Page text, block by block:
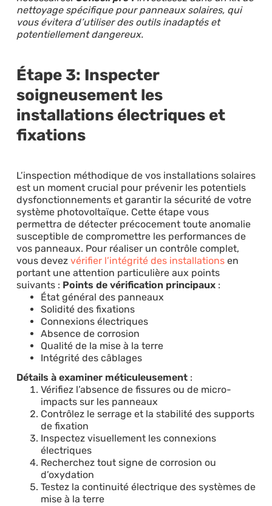
nettoyage spécifique pour panneaux solaires, qui
vous évitera d’utiliser des outils inadaptés et
potentiellement dangereux.
Étape 3: Inspecter
soigneusement les
installations électriques et
fixations
L’inspection méthodique de vos installations solaires
est un moment crucial pour prévenir les potentiels
dysfonctionnements et garantir la sécurité de votre
système photovoltaïque. Cette étape vous
permettra de détecter précocement toute anomalie
susceptible de compromettre les performances de
vos panneaux. Pour réaliser un contrôle complet,
vous devez vérifier l’intégrité des installationsen
portant une attention particulière aux points
suivants : Points de vérification principaux:
État général des panneaux
Solidité des fixations
Connexions électriques
Absence de corrosion
Qualité de la mise à la terre
Intégrité des câblages
Détails à examiner méticuleusement:
Vérifiez l’absence de fissures ou de micro-
impacts sur les panneaux
Contrôlez le serrage et la stabilité des supports
de fixation
Inspectez visuellement les connexions
électriques
Recherchez tout signe de corrosion ou
d’oxydation
Testez la continuité électrique des systèmes de
mise à la terre